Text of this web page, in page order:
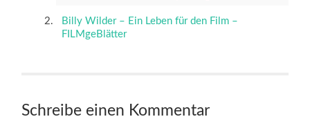
Billy Wilder – Ein Leben für den Film –
FILMgeBlätter
Schreibe einen Kommentar